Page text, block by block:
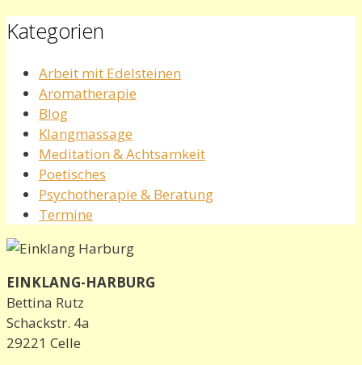
Kategorien
Arbeit mit Edelsteinen
Aromatherapie
Blog
Klangmassage
Meditation & Achtsamkeit
Poetisches
Psychotherapie & Beratung
Termine
EINKLANG-HARBURG
Bettina Rutz
Schackstr. 4a
29221 Celle